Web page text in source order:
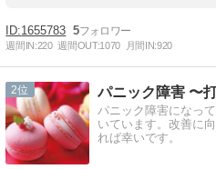
1655783 5
週間IN:220 週間OUT:1070 月間IN:920
2 パニック障害 〜
パニック障害になっ
いています。改善に
れば幸いです。